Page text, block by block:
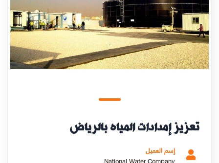
تعزيز إمدادات المياه بالرياض
إسم العميل
National Water Company